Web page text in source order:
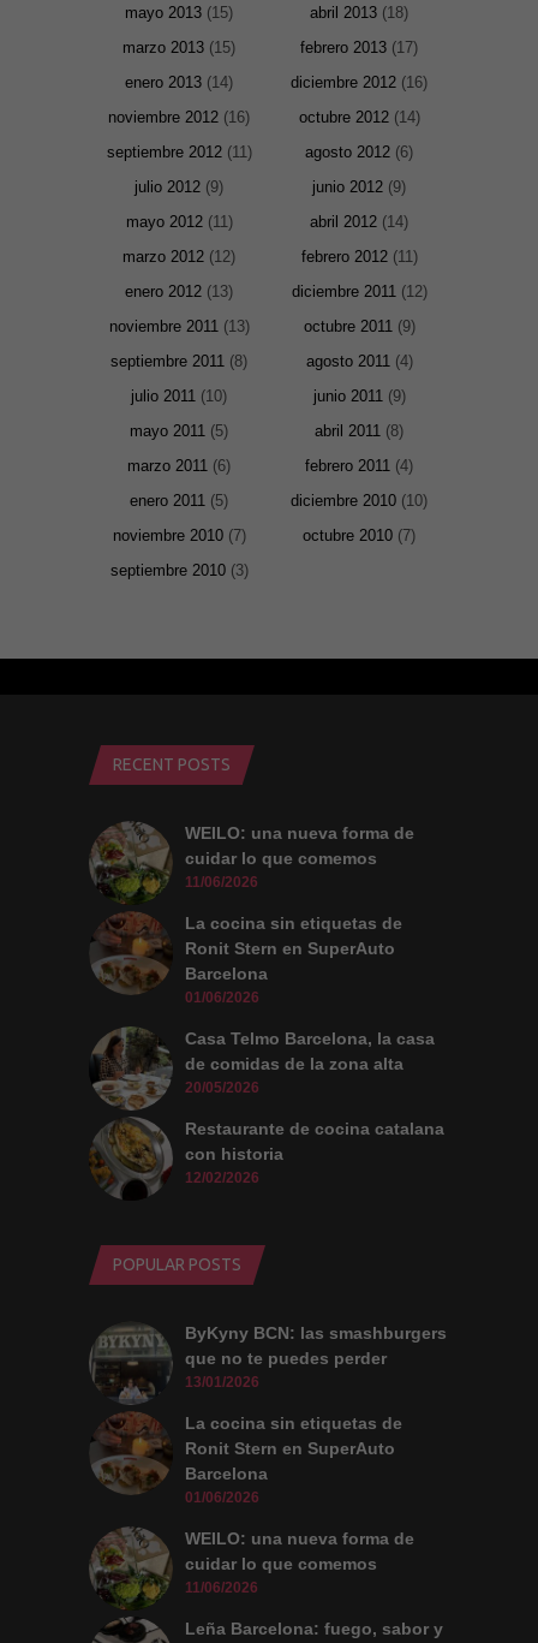
mayo 2013 (15) abril 2013 (18)
marzo 2013 (15) febrero 2013 (17)
enero 2013 (14) diciembre 2012 (16)
noviembre 2012 (16) octubre 2012(14)
septiembre 2012(11) agosto 2012 (6)
julio 2012 (9) junio 2012 (9)
mayo 2012(11) abril 2012 (14)
marzo 2012 (12) febrero 2012(11)
enero 2012 (13) diciembre 2011(12)
noviembre 2011(13) octubre 2011(9)
septiembre 2011 (8) agosto 2011(4)
julio 2011 (10) junio 2011(9)
mayo 2011 (5) abril 2011 (8)
marzo 2011 (6) febrero 2011 (4)
enero 2011 (5) diciembre 2010 (10)
noviembre 2010(7) octubre 2010 (7)
septiembre 2010(3)
RECENT POSTS
WEILO: una nueva forma de
cuidar lo que comemos
11/06/2026
La cocina sin etiquetas de
Ronit Stern en SuperAuto
Barcelona
01/06/2026
Casa Telmo Barcelona, la casa
de comidas de la zona alta
20/05/2026
Restaurante de cocina catalana
con historia
12/02/2026
POPULAR POSTS
ByKyny BCN: las smashburgers
que no te puedes perder
13/01/2026
La cocina sin etiquetas de
Ronit Stern en SuperAuto
Barcelona
01/06/2026
WEILO: una nueva forma de
cuidar lo que comemos
11/06/2026
Leña Barcelona: fuego, sabor y